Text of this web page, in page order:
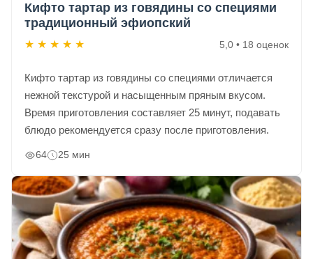
Кифто тартар из говядины со специями
традиционный эфиопский
★ ★ ★ ★ ★ 5,0 • 18 оценок
Кифто тартар из говядины со специями отличается
нежной текстурой и насыщенным пряным вкусом.
Время приготовления составляет 25 минут, подавать
блюдо рекомендуется сразу после приготовления.
64 25 мин